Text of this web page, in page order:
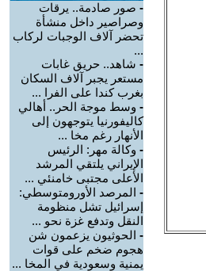
- صور صادمة.. يرقات
وصراصير داخل منشأة
تحضر آلاف الوجبات لركاب
...
- شاهد.. حريق غابات
مستعر يجبر آلاف السكان
بغرب كندا على الفرا ...
- وسط موجة الحر.. أهالي
كاليفورنيا يتوجهون إلى
الأنهار رغم مخا ...
- وكالة مهر: الرئيس
الإيراني يلتقي المرشد
الأعلى مجتبى خامنئي ...
- المرصد الأورومتوسطي:
إسرائيل تشل منظومة
النقل وتدفع غزة نحو ...
- الحوثيون يزعمون شن
هجوم ضخم على قوات
يمنية وسعودية في المخا ...